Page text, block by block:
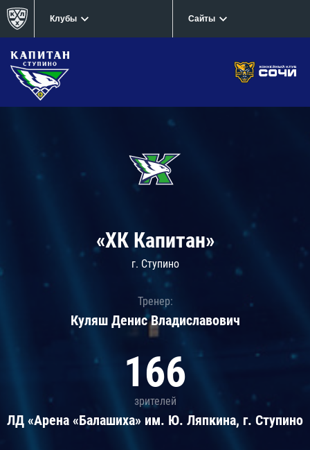
Клубы Сайты
«ХК Капитан»
г. Ступино
Тренер:
Куляш Денис Владиславович
166
зрителей
ЛД «Арена «Балашиха» им. Ю. Ляпкина, г. Ступино